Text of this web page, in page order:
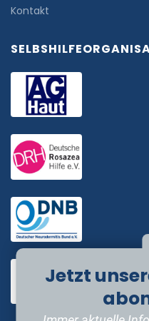
Kontakt
Jetzt